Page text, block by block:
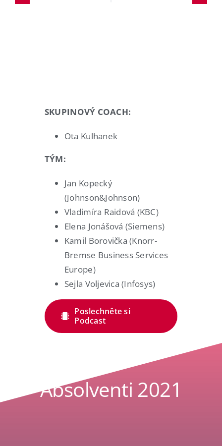
SKUPINOVÝ COACH:
Ota Kulhanek
TÝM:
Jan Kopecký
(Johnson&Johnson)
Vladimíra Raidová (KBC)
Elena Jonášová (Siemens)
Kamil Borovička (Knorr-
Bremse Business Services
Europe)
Sejla Voljevica (Infosys)
Poslechněte si
Podcast
Absolventi 2021